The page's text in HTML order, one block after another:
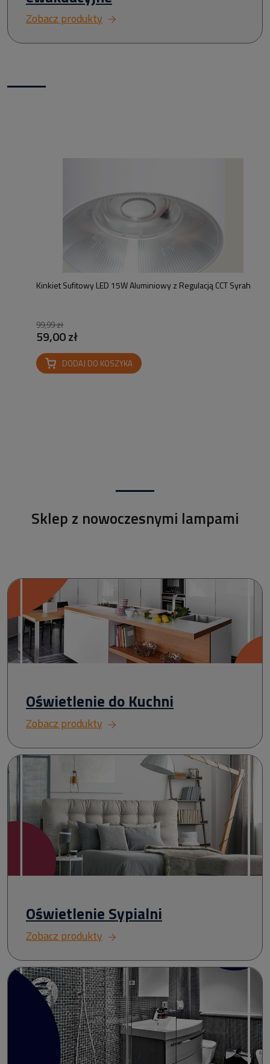
Zobacz produkty
Kinkiet Sufitowy LED 15W Aluminiowy z Regulacją CCT Syrah
99,99 zł
59,00 zł
DODAJ DO KOSZYKA
Sklep z nowoczesnymi lampami
Oświetlenie do Kuchni
Zobacz produkty
Oświetlenie Sypialni
Zobacz produkty